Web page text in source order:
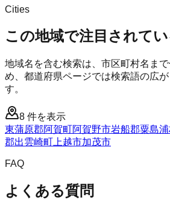
Cities
この地域で注目されて
地域名を含む検索は、市区町村名ま
め、都道府県ページでは検索語の広
す。
8 件を表示
東蒲原郡阿賀町阿賀野市岩船郡粟島
郡出雲崎町 上越市加茂市
FAQ
よくある質問